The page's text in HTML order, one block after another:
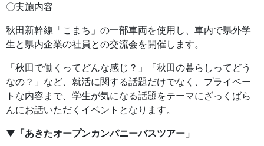
〇実施内容
秋田新幹線「こまち」の一部車両を使用し、車内で県外学
生と県内企業の社員との交流会を開催します。
「秋田で働くってどんな感じ？」「秋田の暮らしってどう
なの？」など、就活に関する話題だけでなく、プライベー
トな内容まで、学生が気になる話題をテーマにざっくばら
んにお話いただくイベントとなります。
▼ 「あきたオープンカンパニーバスツアー」